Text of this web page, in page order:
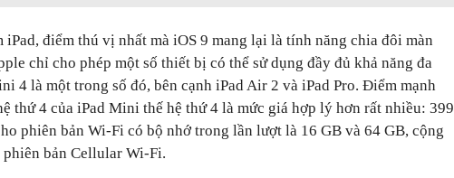
iPad, điểm thú vị nhất mà iOS 9 mang lại là tính năng chia đôi màn
chỉ cho phép một số thiết bị có thể sử dụng đầy đủ khả năng đa
4 là một trong số đó, bên cạnh iPad Air 2 và iPad Pro. Điểm mạnh
thứ 4 của iPad Mini thế hệ thứ 4 là mức giá hợp lý hơn rất nhiều: 399
phiên bản Wi-Fi có bộ nhớ trong lần lượt là 16 GB và 64 GB, cộng
phiên bản Cellular Wi-Fi.